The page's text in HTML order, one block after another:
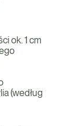
ok. 1 cm
(według